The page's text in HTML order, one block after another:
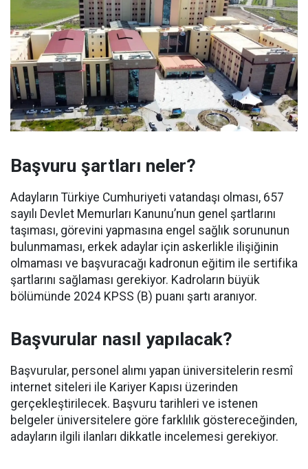
Başvuru şartları neler?
Adayların Türkiye Cumhuriyeti vatandaşı olması, 657
sayılı Devlet Memurları Kanunu’nun genel şartlarını
taşıması, görevini yapmasına engel sağlık sorununun
bulunmaması, erkek adaylar için askerlikle ilişiğinin
olmaması ve başvuracağı kadronun eğitim ile sertifika
şartlarını sağlaması gerekiyor. Kadroların büyük
bölümünde 2024 KPSS (B) puanı şartı aranıyor.
Başvurular nasıl yapılacak?
Başvurular, personel alımı yapan üniversitelerin resmî
internet siteleri ile Kariyer Kapısı üzerinden
gerçekleştirilecek. Başvuru tarihleri ve istenen
belgeler üniversitelere göre farklılık göstereceğinden,
adayların ilgili ilanları dikkatle incelemesi gerekiyor.